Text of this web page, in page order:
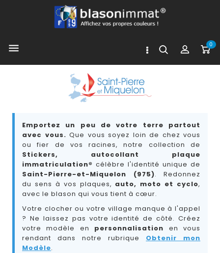
 0
Emportez un peu de votre terre partout
avec vous. Que vous soyez loin de chez vous
ou fier de vos racines, notre collection de
Stickers, autocollant plaque
immatriculation® célèbre l'identité unique de
Saint-Pierre-et-Miquelon (975). Redonnez
du sens à vos plaques, auto, moto et cyclo,
avec le blason qui vous tient à cœur.
Votre clocher ou votre village manque à l'appel
? Ne laissez pas votre identité de côté. Créez
votre modèle en personnalisation en vous
rendant dans notre rubrique Obtenir mon
Modèle.